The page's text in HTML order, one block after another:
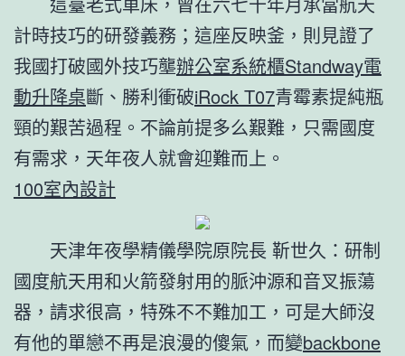
計時技巧的研發義務；這座反映釜，則見證了
我國打破國外技巧壟辦公室系統櫃Standway電
動升降桌斷、勝利衝破iRock T07青霉素提純瓶
頸的艱苦過程。不論前提多么艱難，只需國度
有需求，天年夜人就會迎難而上。
100室內設計
天津年夜學精儀學院原院長 靳世久：研制
國度航天用和火箭發射用的脈沖源和音叉振蕩
器，請求很高，特殊不不難加工，可是大師沒
有他的單戀不再是浪漫的傻氣，而變backbone